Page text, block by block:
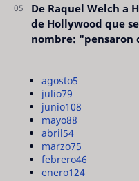
De Raquel Welch a
de Hollywood que
nombre: "pensaron
agosto5
julio79
junio108
mayo88
abril54
marzo75
febrero46
enero124